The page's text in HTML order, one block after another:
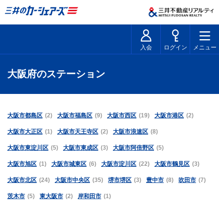
入会 ログイン メニュー
大阪府のステーション
大阪市都島区 (2) 大阪市福島区 (9) 大阪市西区 (19) 大阪市港区 (2)
大阪市大正区 (1) 大阪市天王寺区 (2) 大阪市浪速区 (8)
大阪市東淀川区 (5) 大阪市東成区 (3) 大阪市阿倍野区 (5)
大阪市旭区 (1) 大阪市城東区 (6) 大阪市淀川区 (22) 大阪市鶴見区 (3)
大阪市北区 (24) 大阪市中央区 (35) 堺市堺区 (3) 豊中市 (8) 吹田市 (7)
茨木市 (5) 東大阪市 (2) 岸和田市 (1)